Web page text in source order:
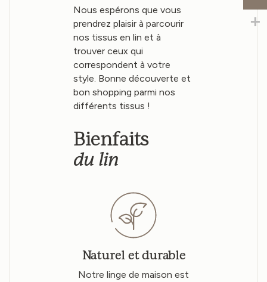
Nous espérons que vous
prendrez plaisir à parcourir
nos tissus en lin et à
trouver ceux qui
correspondent à votre
style. Bonne découverte et
bon shopping parmi nos
différents tissus !
Bienfaits
du lin
Naturel et durable
Notre linge de maison est